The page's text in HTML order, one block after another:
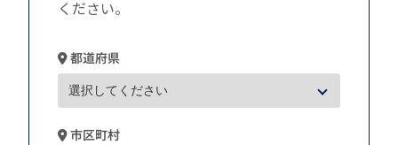
ください。
都道府県
市区町村